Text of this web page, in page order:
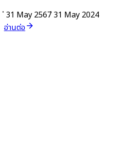
่ 31 May 2567 ่ 31 May 2024
อ่านต่อ